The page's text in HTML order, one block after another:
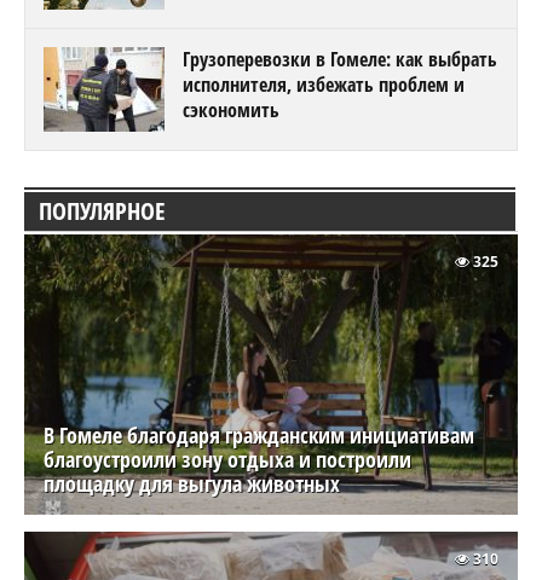
Грузоперевозки в Гомеле: как выбрать
исполнителя, избежать проблем и
сэкономить
ПОПУЛЯРНОЕ
В Гомеле благодаря гражданским инициативам
благоустроили зону отдыха и построили
площадку для выгула животных
325
310